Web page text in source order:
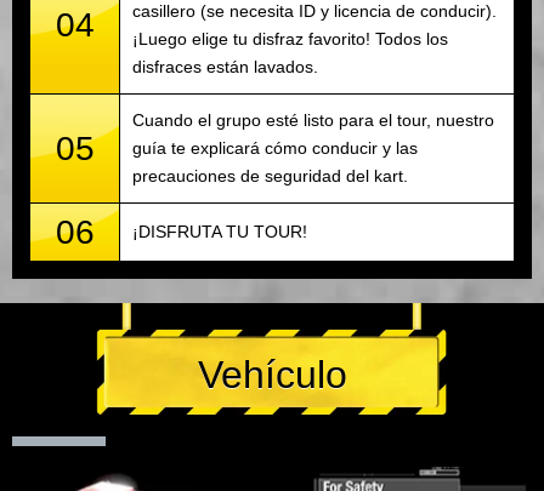
04
casillero (se necesita ID y licencia de conducir).
¡Luego elige tu disfraz favorito! Todos los
disfraces están lavados.
05
Cuando el grupo esté listo para el tour, nuestro
guía te explicará cómo conducir y las
precauciones de seguridad del kart.
06 ¡DISFRUTA TU TOUR!
Vehículo